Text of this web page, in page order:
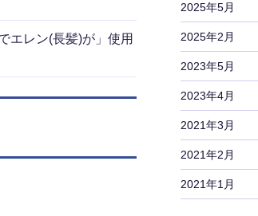
エレン(長髪)が」使用
2025年5月
2025年2月
2023年5月
2023年4月
2021年3月
2021年2月
2021年1月